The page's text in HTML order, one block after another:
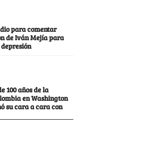
para comentar
de Iván Mejía para
100 años de la
en Washington
su cara a cara con